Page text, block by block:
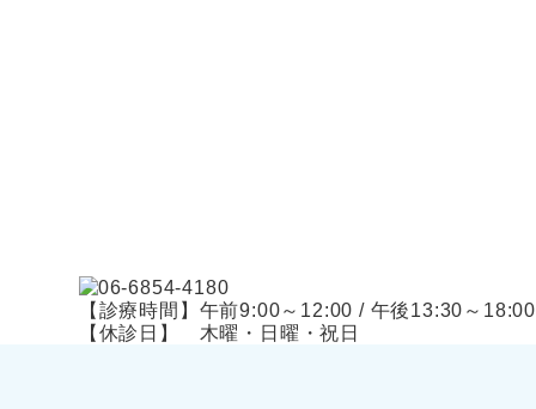
【診療時間】午前9:00～12:00 / 午後13:30～18:00
【休診日】 木曜・日曜・祝日